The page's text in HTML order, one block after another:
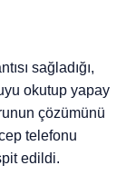
sağladığı,
okutup yapay
çözümünü
telefonu
edildi.